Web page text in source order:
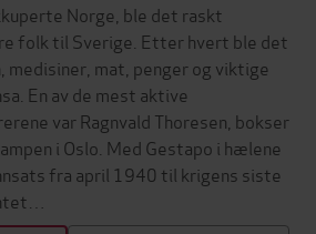
Norge, ble det raskt
folk til Sverige. Etter hvert ble det
medisiner, mat, penger og viktige
En av de mest aktive
var Ragnvald Thoresen, bokser
i Oslo. Med Gestapo i hælene
fra april 1940 til krigens siste